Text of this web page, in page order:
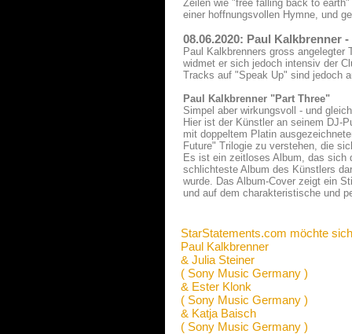
Zeilen wie "free falling back to
einer hoffnungsvollen Hymne, und
08.06.2020: Paul Kalkbrenner
Paul Kalkbrenners gross
widmet er sich jedoch intensiv der
Tracks auf "Speak Up" sind jedoch
Paul Kalkbrenner "Part Three"
Simpel aber wirkungsvoll - und
Hier ist der Künstler an seinem DJ-
mit doppeltem Platin
Future" Trilogie zu verstehen, die
Es ist ein zeitloses Album, das sich
schlichteste Album des Künstlers
wurde. Das Album-Cover zeigt ein
und auf dem charakteristische und
StarStatements.com möchte
Paul Kalkbrenner
& Julia Steiner
( Sony Music Germany )
& Ester Klonk
( Sony Music Germany )
& Katja Baisch
( Sony Music Germany )